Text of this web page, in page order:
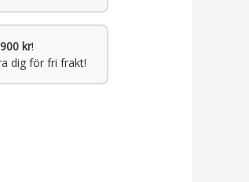
900 kr!
dig för fri frakt!